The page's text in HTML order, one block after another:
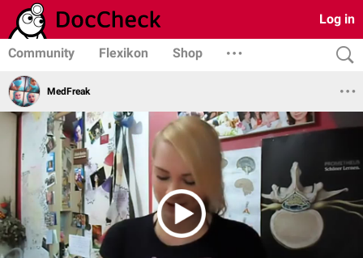
Log in
Community Flexikon Shop
MedFreak